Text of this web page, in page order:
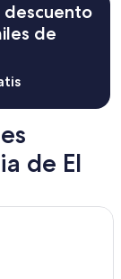
descuento
de
de El